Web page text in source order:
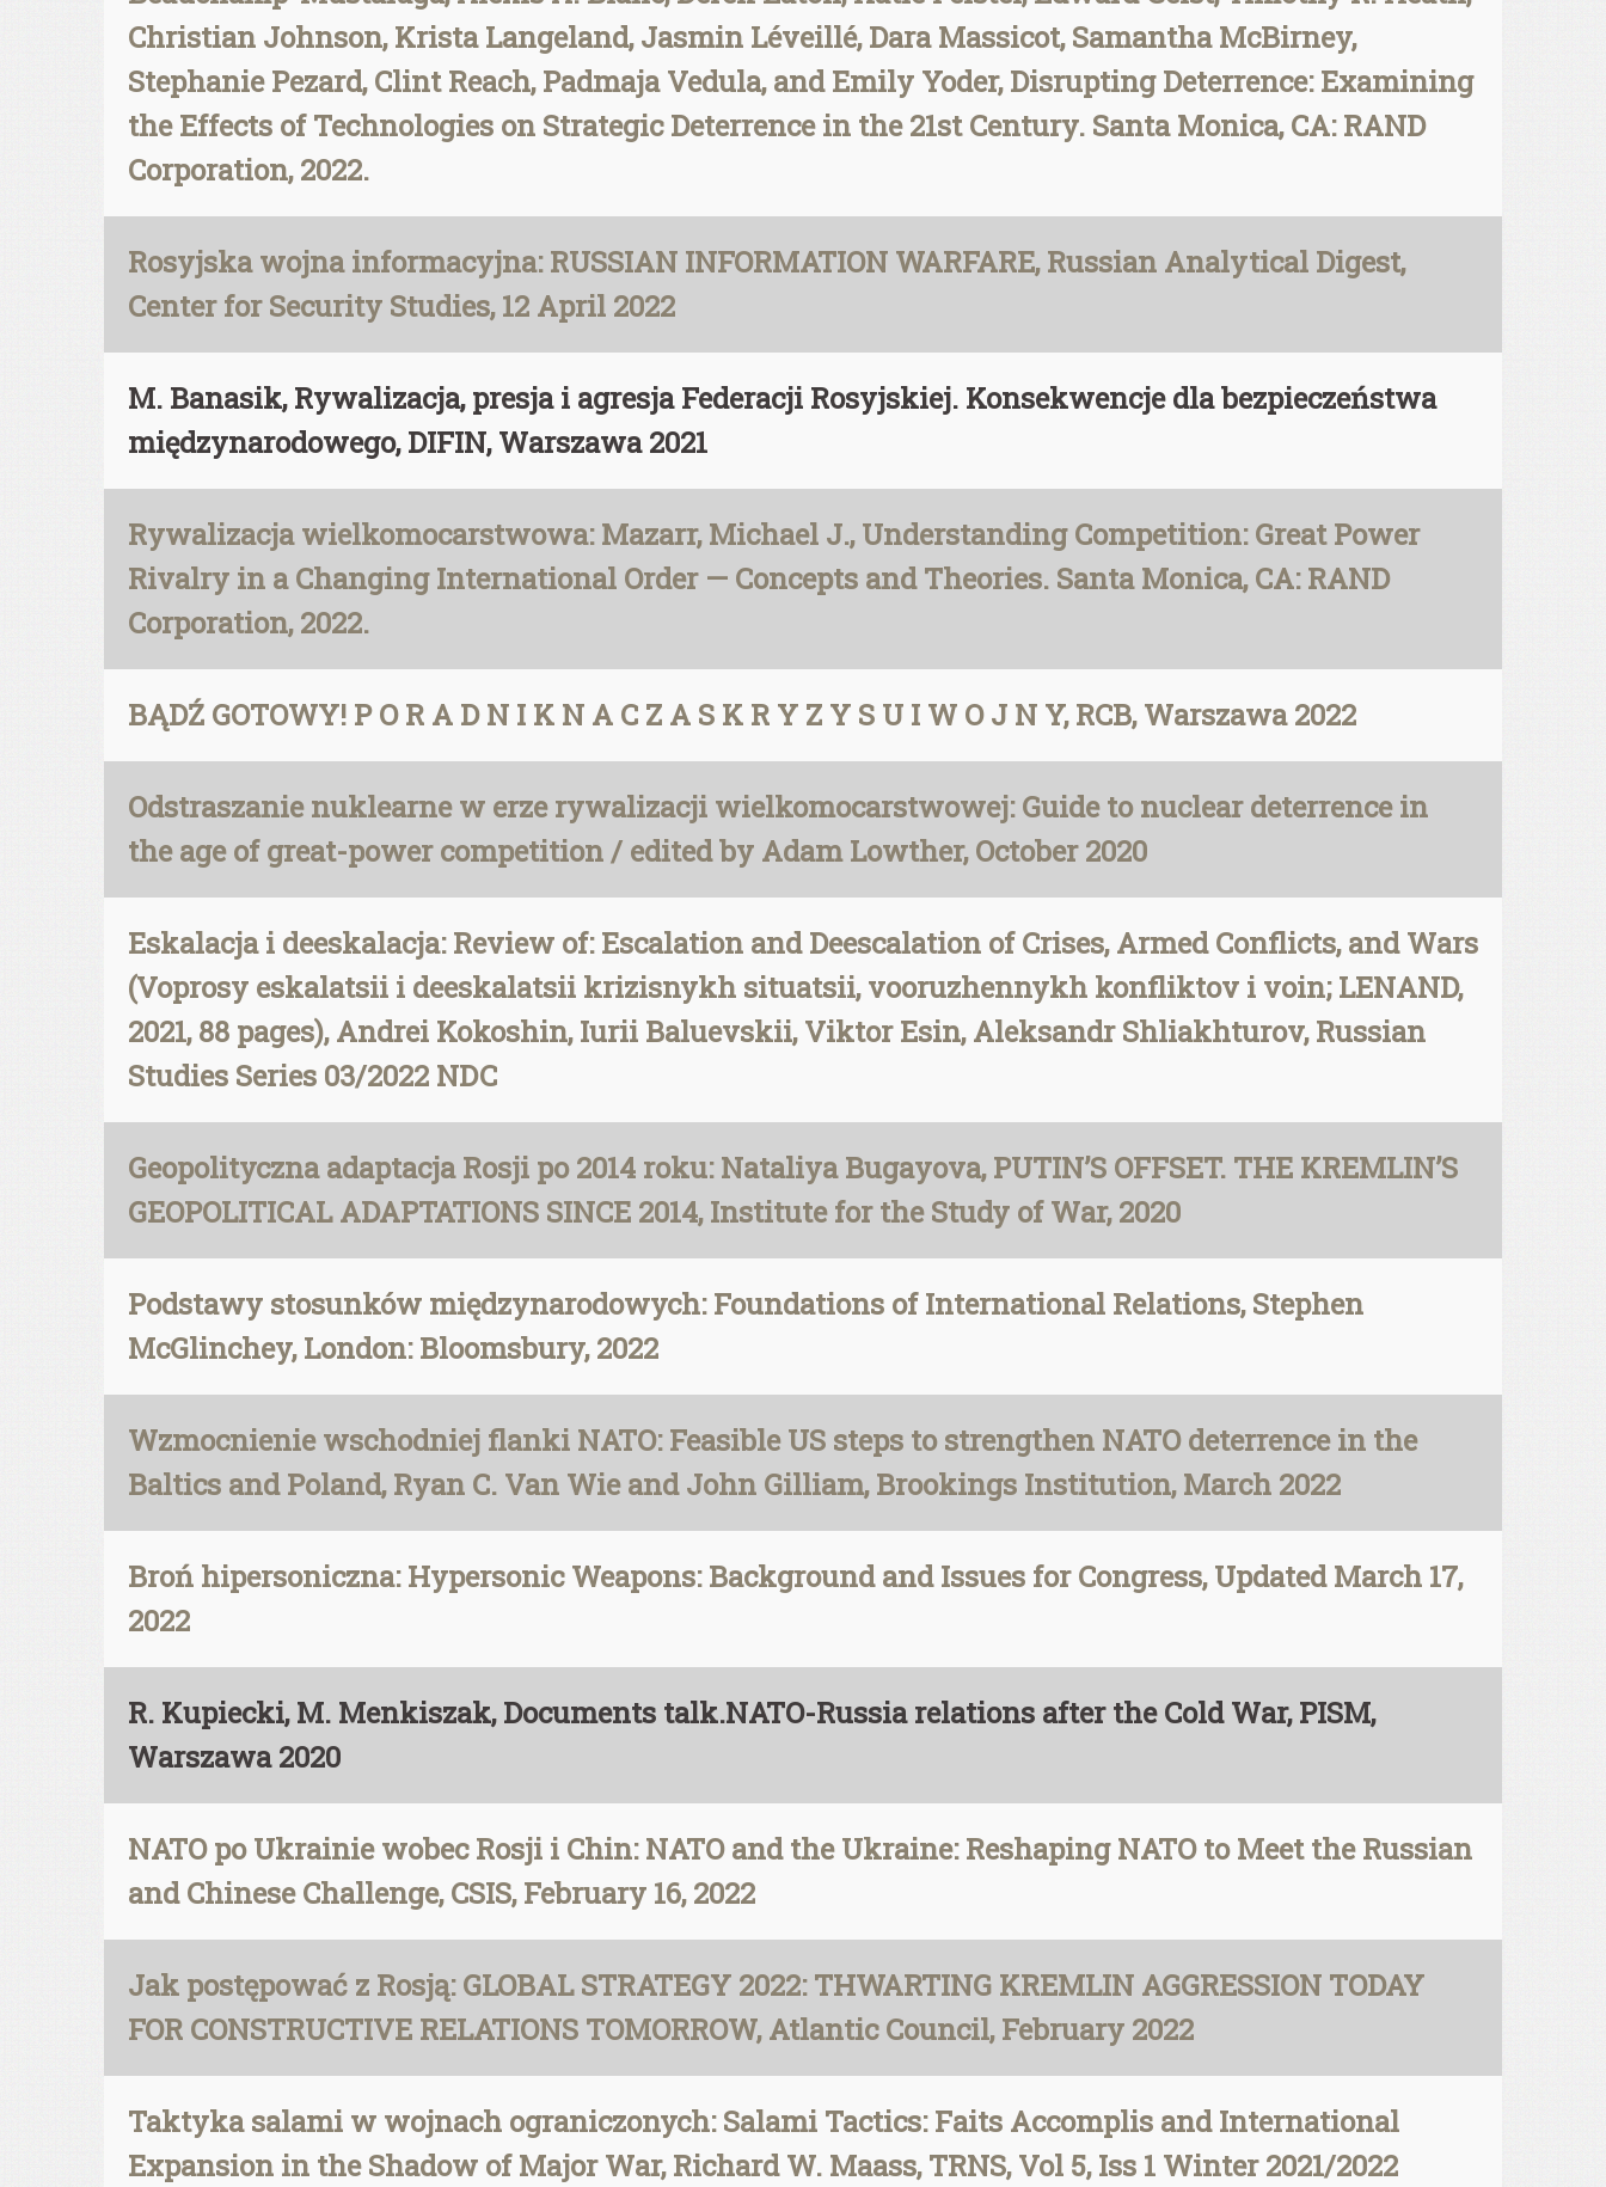
Christian Johnson, Krista Langeland, Jasmin Léveillé, Dara Massicot, Samantha McBirney,
Stephanie Pezard, Clint Reach, Padmaja Vedula, and Emily Yoder, Disrupting Deterrence: Examining
the Effects of Technologies on Strategic Deterrence in the 21st Century. Santa Monica, CA: RAND
Corporation, 2022.
Rosyjska wojna informacyjna: RUSSIAN INFORMATION WARFARE, Russian Analytical Digest,
Center for Security Studies, 12 April 2022
M. Banasik, Rywalizacja, presja i agresja Federacji Rosyjskiej. Konsekwencje dla bezpieczeństwa
międzynarodowego, DIFIN, Warszawa 2021
Rywalizacja wielkomocarstwowa: Mazarr, Michael J., Understanding Competition: Great Power
Rivalry in a Changing International Order — Concepts and Theories. Santa Monica, CA: RAND
Corporation, 2022.
BĄDŹ GOTOWY! P O R A D N I K N A C Z A S K R Y Z Y S U I W O J N Y, RCB, Warszawa 2022
Odstraszanie nuklearne w erze rywalizacji wielkomocarstwowej: Guide to nuclear deterrence in
the age of great-power competition / edited by Adam Lowther, October 2020
Eskalacja i deeskalacja: Review of: Escalation and Deescalation of Crises, Armed Conflicts, and Wars
(Voprosy eskalatsii i deeskalatsii krizisnykh situatsii, vooruzhennykh konfliktov i voin; LENAND,
2021, 88 pages), Andrei Kokoshin, Iurii Baluevskii, Viktor Esin, Aleksandr Shliakhturov, Russian
Studies Series 03/2022 NDC
Geopolityczna adaptacja Rosji po 2014 roku: Nataliya Bugayova, PUTIN’S OFFSET. THE KREMLIN’S
GEOPOLITICAL ADAPTATIONS SINCE 2014, Institute for the Study of War, 2020
Podstawy stosunków międzynarodowych: Foundations of International Relations, Stephen
McGlinchey, London: Bloomsbury, 2022
Wzmocnienie wschodniej flanki NATO: Feasible US steps to strengthen NATO deterrence in the
Baltics and Poland, Ryan C. Van Wie and John Gilliam, Brookings Institution, March 2022
Broń hipersoniczna: Hypersonic Weapons: Background and Issues for Congress, Updated March 17,
2022
R. Kupiecki, M. Menkiszak, Documents talk.NATO-Russia relations after the Cold War, PISM,
Warszawa 2020
NATO po Ukrainie wobec Rosji i Chin: NATO and the Ukraine: Reshaping NATO to Meet the Russian
and Chinese Challenge, CSIS, February 16, 2022
Jak postępować z Rosją: GLOBAL STRATEGY 2022: THWARTING KREMLIN AGGRESSION TODAY
FOR CONSTRUCTIVE RELATIONS TOMORROW, Atlantic Council, February 2022
Taktyka salami w wojnach ograniczonych: Salami Tactics: Faits Accomplis and International
Expansion in the Shadow of Major War, Richard W. Maass, TRNS, Vol 5, Iss 1 Winter 2021/2022